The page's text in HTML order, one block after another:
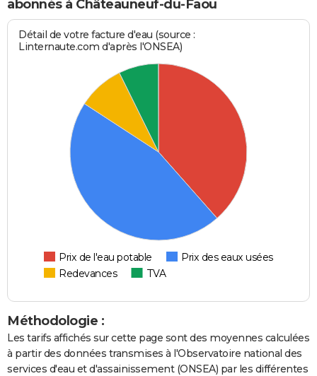
abonnés à Châteauneuf-du-Faou
Détail de votre facture d'eau (source :
Linternaute.com d'après l'ONSEA)
Prix de l'eau potable
Prix des eaux usées
Redevances
TVA
Méthodologie :
Les tarifs affichés sur cette page sont des moyennes calculées
à partir des données transmises à l'Observatoire national des
services d'eau et d'assainissement (ONSEA) par les différentes